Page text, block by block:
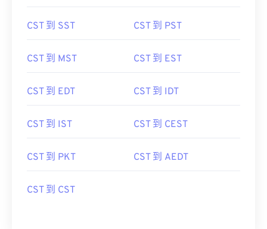
CST 到 SST CST 到 PST
CST 到 MST CST 到 EST
CST 到 EDT CST 到 IDT
CST 到 IST CST 到 CEST
CST 到 PKT CST 到 AEDT
CST 到 CST